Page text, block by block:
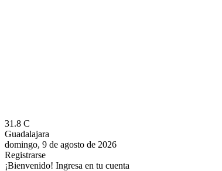
31.8 C
Guadalajara
domingo, 9 de agosto de 2026
Registrarse
¡Bienvenido! Ingresa en tu cuenta